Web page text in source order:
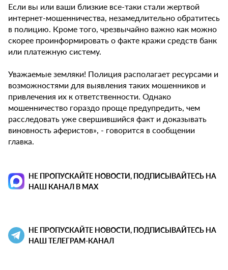
Если вы или ваши близкие все-таки стали жертвой
интернет-мошенничества, незамедлительно обратитесь
в полицию. Кроме того, чрезвычайно важно как можно
скорее проинформировать о факте кражи средств банк
или платежную систему.
Уважаемые земляки! Полиция располагает ресурсами и
возможностями для выявления таких мошенников и
привлечения их к ответственности. Однако
мошенничество гораздо проще предупредить, чем
расследовать уже свершившийся факт и доказывать
виновность аферистов», - говорится в сообщении
главка.
НЕ ПРОПУСКАЙТЕ НОВОСТИ, ПОДПИСЫВАЙТЕСЬ НА
НАШ КАНАЛ В MAX
НЕ ПРОПУСКАЙТЕ НОВОСТИ, ПОДПИСЫВАЙТЕСЬ НА
НАШ ТЕЛЕГРАМ-КАНАЛ